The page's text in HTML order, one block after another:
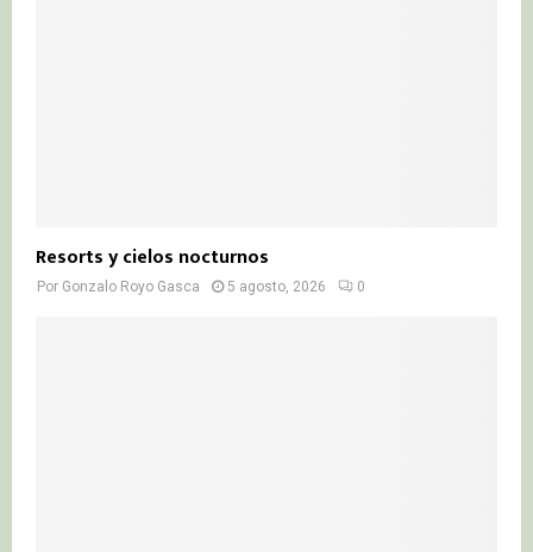
Resorts y cielos nocturnos
Por Gonzalo Royo Gasca 5 agosto, 2026 0